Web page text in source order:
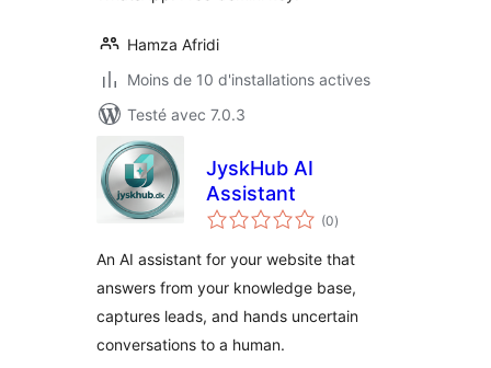
Hamza Afridi
Moins de 10 d'installations actives
Testé avec 7.0.3
JyskHub AI
Assistant
(0notes
en
)
An AI assistant for your website that
answers from your knowledge base,
captures leads, and hands uncertain
conversations to a human.